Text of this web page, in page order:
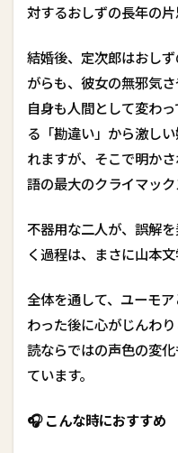
信
！
5.1
第
一
話
「
の
談
」
二
話
「
湯
治
5.3
対するおしずの長年の片
結婚後、定次郎はおし
がらも、彼女の無邪気
自身も人間として変わ
る「勘違い」から激し
れますが、そこで明か
語の最大のクライマック
不器用な二人が、誤解
く過程は、まさに山本文
全体を通して、ユーモ
わった後に心がじんわ
読ならではの声色の変
ています。
🎧 こんな時におすすめ